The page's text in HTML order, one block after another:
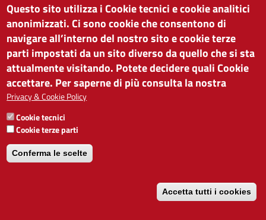
CAMERA DI COMMERCIO DI BOLZANO
via Alto Adige 60 | I-39100 Bolzano
tel. 0471 945 511 |info@camcom.bz.it
Partita IVA: 00376420212
ISTITUTO PER LA PROMOZIONE DELLO
SVILUPPO ECONOMICO
Partita IVA: 01716880214
Questo sito utilizza i Cookie tecnici e cookie analitici
anonimizzati. Ci sono cookie che consentono di
navigare all’interno del nostro sito e cookie terze
parti impostati da un sito diverso da quello che si sta
attualmente visitando. Potete decidere quali Cookie
accettare. Per saperne di più consulta la nostra
Privacy & Cookie Policy
Cookie tecnici
Cookie terze parti
Conferma le scelte
Accetta tutti i cookies